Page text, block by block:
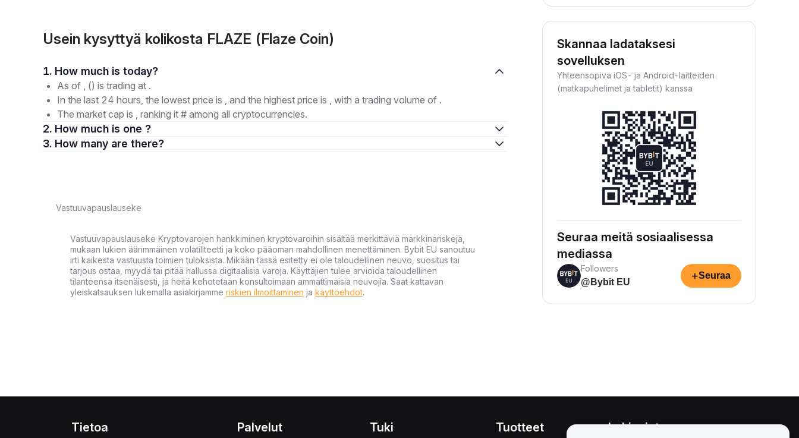
Usein kysyttyä kolikosta FLAZE (Flaze Coin)
1. How much is today?
As of , () is trading at .
In the last 24 hours, the lowest price is , and the highest price is , with a trading volume of .
The market cap is , ranking it # among all cryptocurrencies.
2. How much is one ?
3. How many are there?
Vastuuvapauslauseke
Vastuuvapauslauseke Kryptovarojen hankkiminen kryptovaroihin sisältää merkittäviä markkinariskejä,
mukaan lukien äärimmäinen volatiliteetti ja koko pääoman mahdollinen menettäminen. Bybit EU sanoutuu
irti kaikesta vastuusta toimien tuloksista. Mikään tässä esitetty ei ole taloudellinen neuvo, suositus tai
tarjous ostaa, myydä tai pitää hallussa digitaalisia varoja. Käyttäjien tulee arvioida taloudellinen
tilanteensa itsenäisesti, ja heitä kehotetaan konsultoimaan ammattimaisia neuvojia. Saat kattavan
yleiskatsauksen lukemalla asiakirjamme riskien ilmoittaminen ja käyttöehdot.
Skannaa ladataksesi
sovelluksen
Yhteensopiva iOS- ja Android-laitteiden
(matkapuhelimet ja tabletit) kanssa
Seuraa meitä sosiaalisessa
mediassa
Followers
@Bybit EU
+Seuraa
Tietoa Palvelut Tuki Tuotteet Lakiasiat